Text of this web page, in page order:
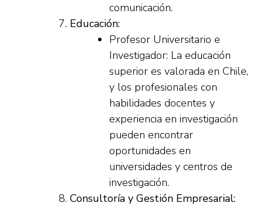
comunicación.
Educación:
Profesor Universitario e
Investigador: La educación
superior es valorada en Chile,
y los profesionales con
habilidades docentes y
experiencia en investigación
pueden encontrar
oportunidades en
universidades y centros de
investigación.
Consultoría y Gestión Empresarial: